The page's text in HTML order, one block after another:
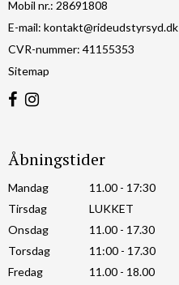
Mobil nr.: 28691808
E-mail: kontakt@rideudstyrsyd.dk
CVR-nummer: 41155353
Sitemap
Åbningstider
Mandag
11.00 - 17:30
Tirsdag
LUKKET
Onsdag
11.00 - 17.30
Torsdag
11:00 - 17.30
Fredag
11.00 - 18.00